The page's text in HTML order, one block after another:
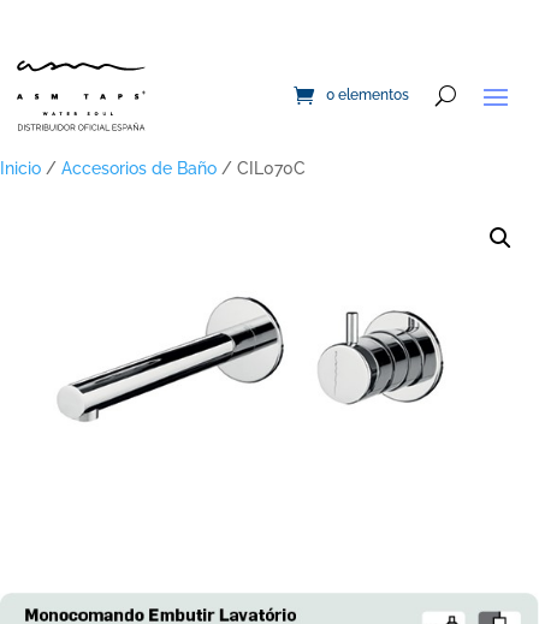
0 elementos
Inicio / Accesorios de Baño / CIL070C